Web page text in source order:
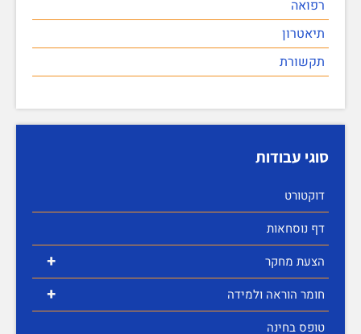
רפואה
תיאטרון
תקשורת
סוגי עבודות
דוקטורט
דף נוסחאות
+ הצעת מחקר
+
חומר הוראה ולמידה
טופס בחינה